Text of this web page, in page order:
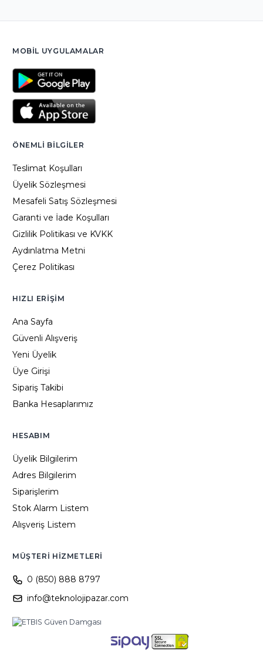
MOBIL UYGULAMALAR
ÖNEMLI BILGILER
Teslimat Koşulları
Üyelik Sözleşmesi
Mesafeli Satış Sözleşmesi
Garanti ve İade Koşulları
Gizlilik Politikası ve KVKK
Aydınlatma Metni
Çerez Politikası
HIZLI ERIŞIM
Ana Sayfa
Güvenli Alışveriş
Yeni Üyelik
Üye Girişi
Sipariş Takibi
Banka Hesaplarımız
HESABIM
Üyelik Bilgilerim
Adres Bilgilerim
Siparişlerim
Stok Alarm Listem
Alışveriş Listem
MÜŞTERI HIZMETLERI
0 (850) 888 8797
info@teknolojipazar.com